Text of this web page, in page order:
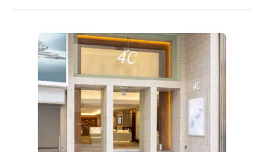
#くまのプーさん
カテゴリー すべてのジュエリー